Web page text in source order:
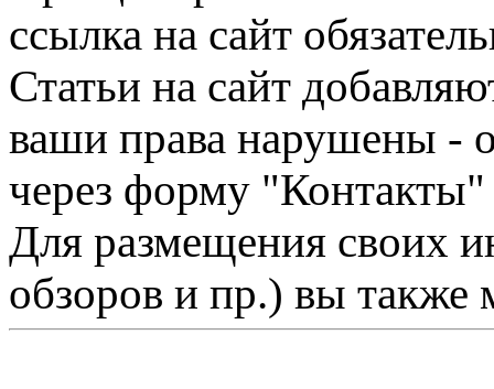
ссылка на сайт
Статьи на сайт
ваши права нарушены -
через форму "Контакты"
Для размещения своих
обзоров и пр.) вы также